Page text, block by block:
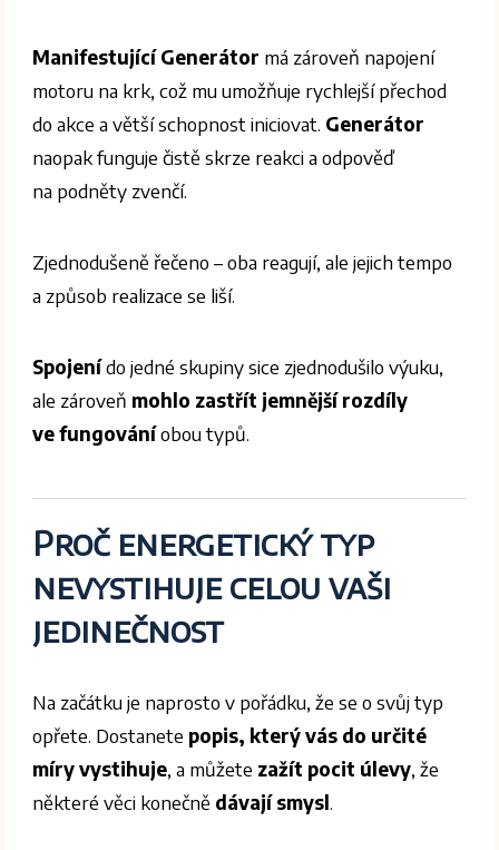
Manifestující Generátor má zároveň napojení
motoru na krk, což mu umožňuje rychlejší přechod
do akce a větší schopnost iniciovat. Generátor
naopak funguje čistě skrze reakci a odpověď
na podněty zvenčí.
Zjednodušeně řečeno – oba reagují, ale jejich tempo
a způsob realizace se liší.
Spojenído jedné skupiny sice zjednodušilo výuku,
ale zároveň mohlo zastřít jemnější rozdíly
ve fungováníobou typů.
Proč energetický typ
nevystihuje celou vaši
jedinečnost
Na začátku je naprosto v pořádku, že se o svůj typ
opřete. Dostanete popis, který vás do určité
míry vystihuje, a můžete zažít pocit úlevy, že
některé věci konečně dávají smysl.